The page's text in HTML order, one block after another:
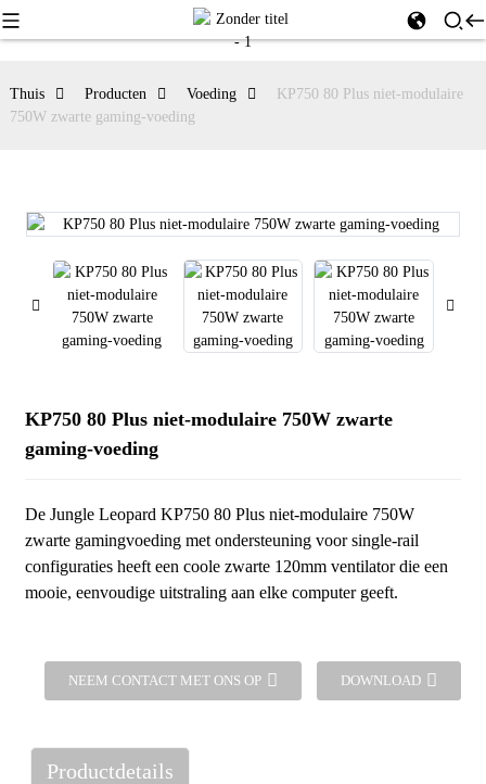
Thuis Producten Voeding
KP750 80 Plus niet-modulaire
750W zwarte gaming-voeding
KP750 80 Plus niet-modulaire 750W zwarte
gaming-voeding
De Jungle Leopard KP750 80 Plus niet-modulaire 750W
zwarte gamingvoeding met ondersteuning voor single-rail
configuraties heeft een coole zwarte 120mm ventilator die een
mooie, eenvoudige uitstraling aan elke computer geeft.
NEEM CONTACT MET ONS OP DOWNLOAD
Productdetails